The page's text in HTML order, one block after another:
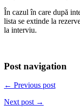
În cazul în care după
lista se extinde la
la interviu.
Post navigation
← Previous post
Next post →